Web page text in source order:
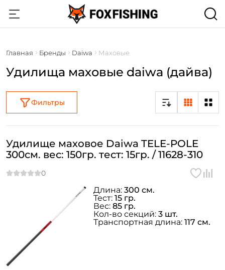
Главная Бренды Daiwa Маховые
Удилища маховые daiwa (дайва)
Фильтры
Удилище маховое Daiwa TELE-POLE
300см. вес: 150гр. тест: 15гр. / 11628-310
Длина: 300 см.
Тест: 15 гр.
Вес: 85 гр.
Кол-во секций: 3 шт.
Транспортная длина: 117 см.